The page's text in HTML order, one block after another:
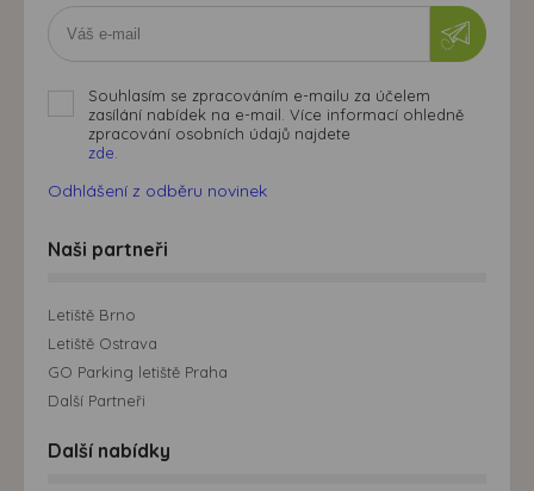
Souhlasím se zpracováním e-mailu za účelem
zasílání nabídek na e-mail. Více informací ohledně
zpracování osobních údajů najdete
zde.
Odhlášení z odběru novinek
Naši partneři
Letiště Brno
Letiště Ostrava
GO Parking letiště Praha
Další Partneři
Další nabídky